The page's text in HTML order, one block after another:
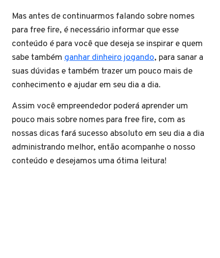
Mas antes de continuarmos falando sobre nomes
para free fire, é necessário informar que esse
conteúdo é para você que deseja se inspirar e quem
sabe também ganhar dinheiro jogando, para sanar a
suas dúvidas e também trazer um pouco mais de
conhecimento e ajudar em seu dia a dia.
Assim você empreendedor poderá aprender um
pouco mais sobre nomes para free fire, com as
nossas dicas fará sucesso absoluto em seu dia a dia
administrando melhor, então acompanhe o nosso
conteúdo e desejamos uma ótima leitura!